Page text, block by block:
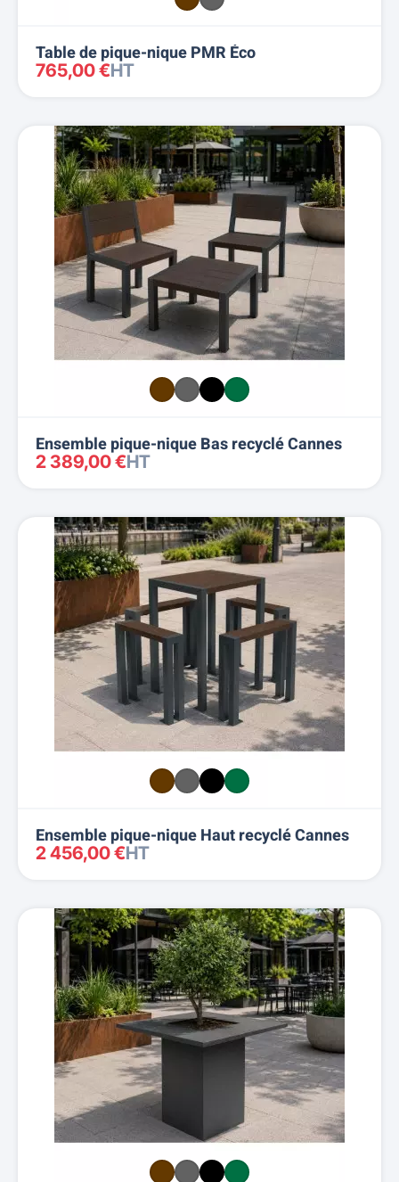
Table de pique-nique PMR Éco
765,00 €HT
Ensemble pique-nique Bas recyclé Cannes
2 389,00 €HT
Ensemble pique-nique Haut recyclé Cannes
2 456,00 €HT